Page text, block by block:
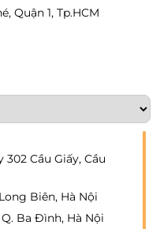
Quận 1, Tp.HCM
302 Cầu Giấy, Cầu
Biên, Hà Nội
Ba Đình, Hà Nội